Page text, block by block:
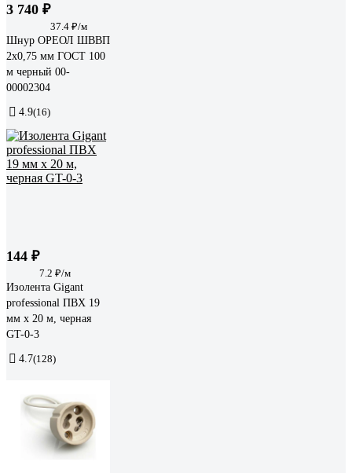
3 740 ₽
37.4 ₽/м
Шнур ОРЕОЛ ШВВП
2х0,75 мм ГОСТ 100
м черный 00-
00002304
4.9(16)
144 ₽
7.2 ₽/м
Изолента Gigant
professional ПВХ 19
мм х 20 м, черная
GT-0-3
4.7(128)